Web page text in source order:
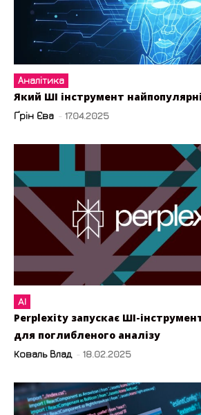
Аналітика
Який ШІ інструмент
Ґрін Єва - 17.04.2025
AI
Perplexity запускає ШІ-
для поглибленого аналізу
Коваль Влад - 18.02.2025